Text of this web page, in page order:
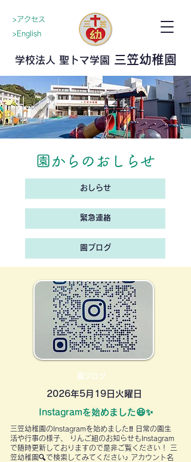
>アクセス
>English
学校法人 聖トマ学園 三笠幼稚園
園からのおしらせ
おしらせ
緊急連絡
園ブログ
園ブログ
2026年5月19日火曜日
Instagramを始めました😆✨
三笠幼稚園のInstagramを始めました‼ 日常の園生
活や行事の様子、 りんご組のお知らせもInstagram
で随時更新しておりますので是非ご覧ください！ 三
笠幼稚園🔍で検索してみてください♪ アカウント名